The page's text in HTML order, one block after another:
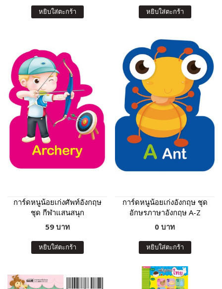
หยิบใส่ตะกร้า หยิบใส่ตะกร้า
การ์ดหนูน้อยเก่งศัพท์อังกฤษ
ชุด กีฬาแสนสนุก
59 บาท
หยิบใส่ตะกร้า
การ์ดหนูน้อยเก่งอังกฤษ ชุด
อักษรภาษาอังกฤษ A-Z
0 บาท
หยิบใส่ตะกร้า